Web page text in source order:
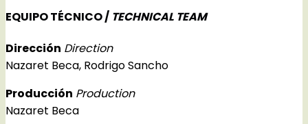
EQUIPO TÉCNICO / TECHNICAL TEAM
Dirección Direction
Nazaret Beca, Rodrigo Sancho
Producción Production
Nazaret Beca